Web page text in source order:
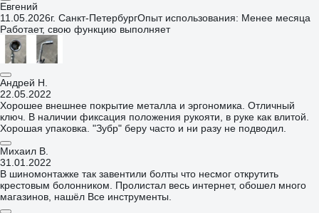
Евгений
11.05.2026г. Санкт-ПетербургОпыт использования: Менее месяца
Работает, свою функцию выполняет
Андрей Н.
22.05.2022
Хорошее внешнее покрытие металла и эргономика. Отличный
ключ. В наличии фиксация положения рукояти, в руке как влитой.
Хорошая упаковка. "Зубр" беру часто и ни разу не подводил.
Михаил В.
31.01.2022
В шиномонтажке так завентили болты что несмог открутить
крестовым болонником. Пролистал весь интернет, обошел много
магазинов, нашёл Все инструменты.